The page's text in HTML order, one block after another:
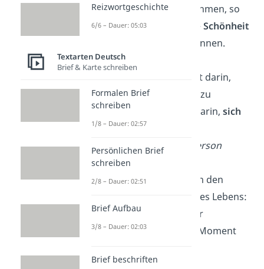
und andere anzunehmen, so
wie sie sind, und dieSchönheit
zu erkennen.
Das Glück liegt nicht darin,
anderen Menschen zu
gehören, sondern darin, sich
selbstzu
— Ralph Waldo Emerson
Das Glück liegt oft in den
des Lebens:
einem Lächeln, einer
Umarmung, einem Moment
Reizwortgeschichte
6/6 – Dauer: 05:03
Textarten Deutsch
Brief & Karte schreiben
Formalen Brief
schreiben
1/8 – Dauer: 02:57
Persönlichen Brief
schreiben
2/8 – Dauer: 02:51
Brief Aufbau
3/8 – Dauer: 02:03
Brief beschriften